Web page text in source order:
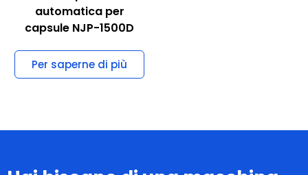
Riempitrice
automatica per
capsule NJP-1500D
Per saperne di più